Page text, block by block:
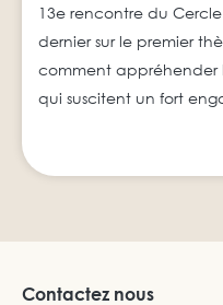
13e rencontre du
dernier sur le premier
comment appréhender
qui suscitent un fort
Contactez nous